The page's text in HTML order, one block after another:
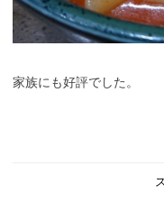
家族にも好評でした。